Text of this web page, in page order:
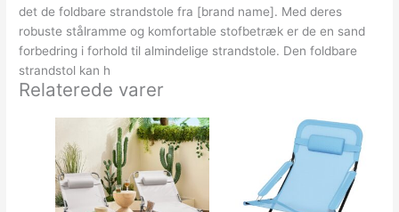
det de foldbare strandstole fra [brand name]. Med deres
robuste stålramme og komfortable stofbetræk er de en sand
forbedring i forhold til almindelige strandstole. Den foldbare
strandstol kan h
Relaterede varer